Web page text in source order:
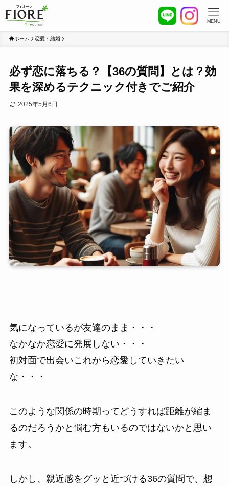
MENU
ホーム 恋愛・結婚
必ず恋に落ちる？【36の質問】とは？効
果を深めるテクニック付きでご紹介
2025年5月6日
気になっているが友達のまま・・・
なかなか恋愛に発展しない・・・
初対面で出会いこれから恋愛していきたい
な・・・
このような関係の時期ってどうすれば距離が縮ま
るのだろうかと悩む方もいるのではないかと思い
ます。
しかし、親近感をグッと近づける36の質問で、想